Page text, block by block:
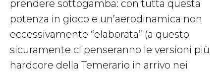
prendere sottogamba: con tutta questa
potenza in gioco e un’aerodinamica non
eccessivamente “elaborata” (a questo
sicuramente ci penseranno le versioni più
hardcore della Temerario in arrivo nei